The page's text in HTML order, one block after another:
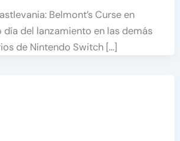
Belmont’s Curse en
del lanzamiento en las demás
de Nintendo Switch […]